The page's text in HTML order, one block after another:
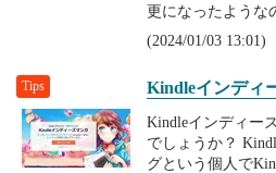
更になったような
(2024/01/03 13:01)
Tips Kindleインディ
Kindleインディー
でしょうか？
グという個人で